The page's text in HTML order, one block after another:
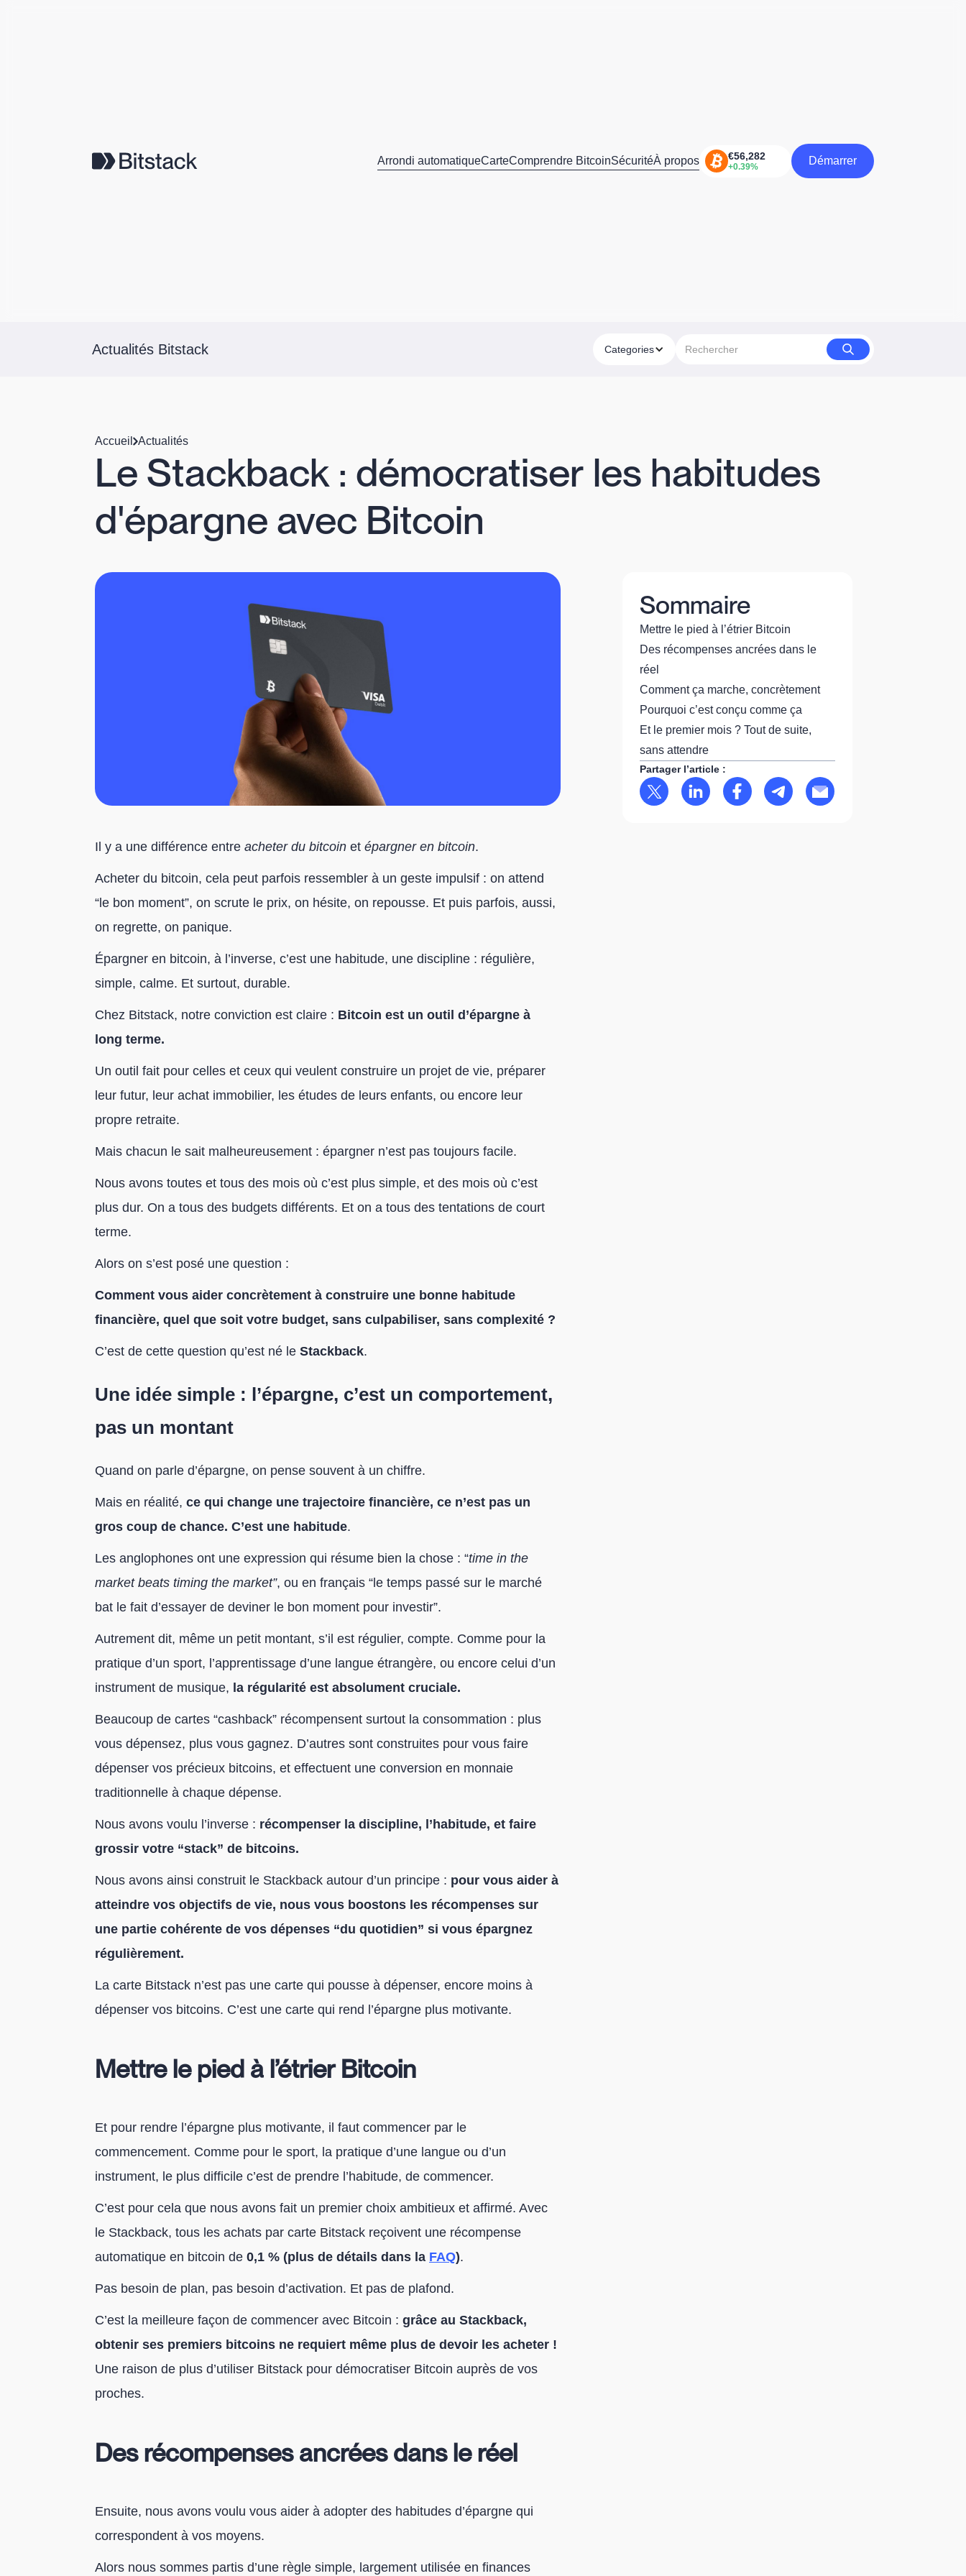
Arrondi automatiqueCarteComprendre BitcoinSécuritéÀ propos
Démarrer
Démarrer
Actualités Bitstack Categories
Accueil Actualités
Le Stackback : démocratiser les habitudes
d'épargne avec Bitcoin
Il y a une différence entre acheter du bitcoin et épargner en bitcoin.
Acheter du bitcoin, cela peut parfois ressembler à un geste impulsif : on attend
“le bon moment”, on scrute le prix, on hésite, on repousse. Et puis parfois, aussi,
on regrette, on panique.
Épargner en bitcoin, à l’inverse, c’est une habitude, une discipline : régulière,
simple, calme. Et surtout, durable.
Chez Bitstack, notre conviction est claire : Bitcoin est un outil d’épargne à
long terme.
Un outil fait pour celles et ceux qui veulent construire un projet de vie, préparer
leur futur, leur achat immobilier, les études de leurs enfants, ou encore leur
propre retraite.
Mais chacun le sait malheureusement : épargner n’est pas toujours facile.
Nous avons toutes et tous des mois où c’est plus simple, et des mois où c’est
plus dur. On a tous des budgets différents. Et on a tous des tentations de court
terme.
Alors on s’est posé une question :
Comment vous aider concrètement à construire une bonne habitude
financière, quel que soit votre budget, sans culpabiliser, sans complexité ?
C’est de cette question qu’est né le Stackback.
Une idée simple : l’épargne, c’est un comportement,
pas un montant
Quand on parle d’épargne, on pense souvent à un chiffre.
Mais en réalité, ce qui change une trajectoire financière, ce n’est pas un
gros coup de chance. C’est une habitude.
Les anglophones ont une expression qui résume bien la chose : “time in the
market beats timing the market”, ou en français “le temps passé sur le marché
bat le fait d’essayer de deviner le bon moment pour investir”.
Autrement dit, même un petit montant, s’il est régulier, compte. Comme pour la
pratique d’un sport, l’apprentissage d’une langue étrangère, ou encore celui d’un
instrument de musique, la régularité est absolument cruciale.
Beaucoup de cartes “cashback” récompensent surtout la consommation : plus
vous dépensez, plus vous gagnez. D’autres sont construites pour vous faire
dépenser vos précieux bitcoins, et effectuent une conversion en monnaie
traditionnelle à chaque dépense.
Nous avons voulu l’inverse : récompenser la discipline, l’habitude, et faire
grossir votre “stack” de bitcoins.
Nous avons ainsi construit le Stackback autour d’un principe : pour vous aider à
atteindre vos objectifs de vie, nous vous boostons les récompenses sur
une partie cohérente de vos dépenses “du quotidien” si vous épargnez
régulièrement.
La carte Bitstack n’est pas une carte qui pousse à dépenser, encore moins à
dépenser vos bitcoins. C’est une carte qui rend l’épargne plus motivante.
Mettre le pied à l’étrier Bitcoin
Et pour rendre l’épargne plus motivante, il faut commencer par le
commencement. Comme pour le sport, la pratique d’une langue ou d’un
instrument, le plus difficile c’est de prendre l’habitude, de commencer.
C’est pour cela que nous avons fait un premier choix ambitieux et affirmé. Avec
le Stackback, tous les achats par carte Bitstack reçoivent une récompense
automatique en bitcoin de 0,1 % (plus de détails dans la FAQ).
Pas besoin de plan, pas besoin d’activation. Et pas de plafond.
C’est la meilleure façon de commencer avec Bitcoin : grâce au Stackback,
obtenir ses premiers bitcoins ne requiert même plus de devoir les acheter !
Une raison de plus d’utiliser Bitstack pour démocratiser Bitcoin auprès de vos
proches.
Des récompenses ancrées dans le réel
Ensuite, nous avons voulu vous aider à adopter des habitudes d’épargne qui
correspondent à vos moyens.
Alors nous sommes partis d’une règle simple, largement utilisée en finances
Sommaire
Mettre le pied à l’étrier Bitcoin
Des récompenses ancrées dans le
réel
Comment ça marche, concrètement
Pourquoi c’est conçu comme ça
Et le premier mois ? Tout de suite,
sans attendre
Partager l’article :